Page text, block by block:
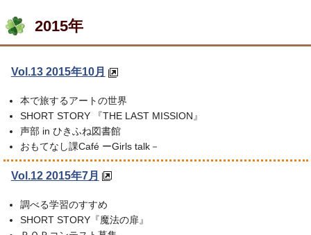
2015年
Vol.13 2015年10月
本で旅するアートの世界
SHORT STORY 『THE LAST MISSION』
声部 in ひきふね図書館
おもてなし課Café ーGirls talk－
Vol.12 2015年7月
調べる学習のすすめ
SHORT STORY『魔法の扉』